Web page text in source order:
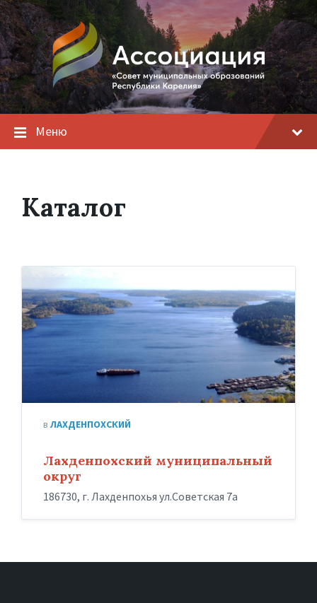
Меню
Каталог
в ЛАХДЕНПОХСКИЙ
Лахденпохский муниципальный
округ
186730, г. Лахденпохья ул.Советская 7а